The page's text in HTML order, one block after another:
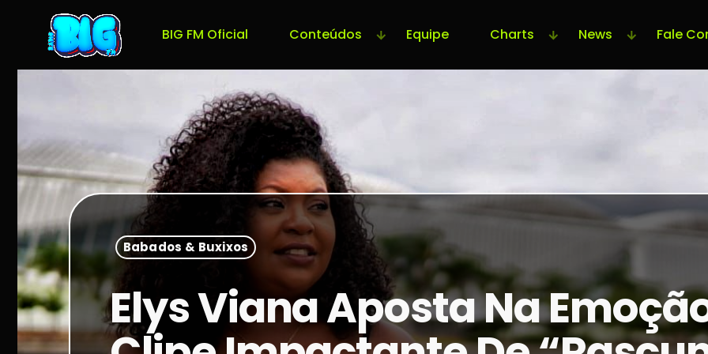
BIG FM Oficial Conteúdos Equipe Charts News Fale
Babados & Buxixos
Elys Viana Aposta Na